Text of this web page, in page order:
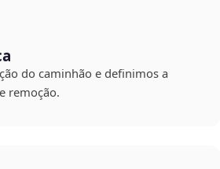
do caminhão e definimos a
remoção.